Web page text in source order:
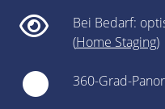
Bei Bedarf:
(Home Staging)
360-Grad-